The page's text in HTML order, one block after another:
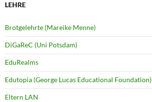
LEHRE
Brotgelehrte (Mareike Menne)
DiGaReC (Uni Potsdam)
EduRealms
Edutopia (George Lucas Educational Foundation)
Eltern LAN